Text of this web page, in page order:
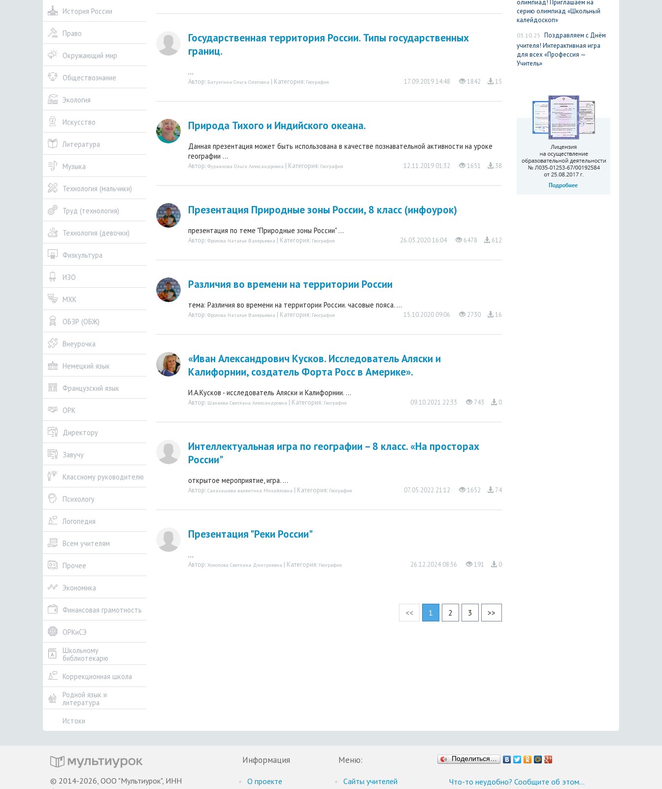
История России
Право
Окружающий мир
Обществознание
Экология
Искусство
Литература
Музыка
Технология (мальчики)
Труд (технология)
Технология (девочки)
Физкультура
ИЗО
МХК
ОБЗР (ОБЖ)
Внеурочка
Немецкий язык
Французский язык
ОРК
Директору
Завучу
Классному руководителю
Психологу
Логопедия
Всем учителям
Прочее
Экономика
Финансовая грамотность
ОРКиСЭ
Школьному
библиотекарю
Коррекционная школа
Родной язык и
литература
Истоки
Государственная территория России. Типы государственных
границ.
...
Автор: Батухтина Ольга Олеговна | Категория: География 17.09.2019 14:48 1842 15
Природа Тихого и Индийского океана.
Данная презентация может быть использована в качестве познавательной активности на уроке
географии ...
Автор: Фуражкова Ольга Александровна | Категория: География 12.11.2019 01:32 1651 38
Презентация Природные зоны России, 8 класс (инфоурок)
презентация по теме "Природные зоны России" ...
Автор: Фролова Наталья Валерьевна | Категория: География 26.03.2020 16:04 6478 612
Различия во времени на территории России
тема: Различия во времени на территории России. часовые пояса. ...
Автор: Фролова Наталья Валерьевна | Категория: География 15.10.2020 09:06 2730 16
«Иван Александрович Кусков. Исследователь Аляски и
Калифорнии, создатель Форта Росс в Америке».
И.А.Кусков - исследователь Аляски и Калифорнии. ...
Автор: Шалаева Светлана Александровна | Категория: География 09.10.2021 22:33 743 0
Интеллектуальная игра по географии – 8 класс. «На просторах
России"
открытое мероприятие, игра. ...
Автор: Салахашева валентина Михайловна | Категория: География 07.05.2022 21:12 1652 74
Презентация "Реки России"
...
Автор: Холопова Светлана Дмитриевна | Категория: География 26.12.2024 08:56 191 0
<< 1 2 3 >>
олимпиад! Приглашаем на
серию олимпиад «Школьный
калейдоскоп»
03.10.25 Поздравляем с Днём
учителя! Интерактивная игра
для всех «Профессия —
Учитель»
© 2014-2026, ООО "Мультиурок", ИНН
Информация
О проекте
Меню:
Cайты учителей
Поделиться…
Что-то неудобно? Сообщите об этом…